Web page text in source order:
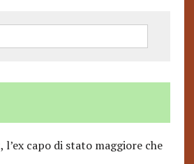
l’ex capo di stato maggiore che